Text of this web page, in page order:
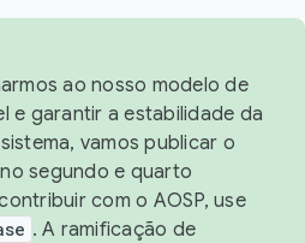
ao nosso modelo de
e garantir a estabilidade da
vamos publicar o
segundo e quarto
com o AOSP, use
. A ramificação de